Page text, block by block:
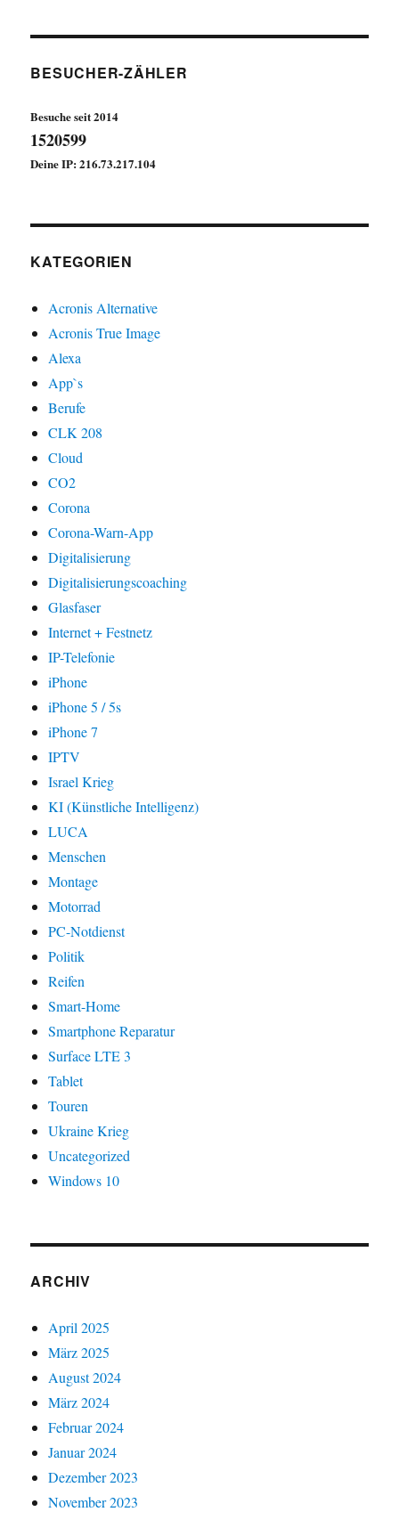
5.
BESUCHER-ZÄHLER
Besuche seit 2014
1520599
Deine IP: 216.73.217.104
KATEGORIEN
Acronis Alternative
Acronis True Image
Alexa
App`s
Berufe
CLK 208
Cloud
CO2
Corona
Corona-Warn-App
Digitalisierung
Digitalisierungscoaching
Glasfaser
Internet + Festnetz
IP-Telefonie
iPhone
iPhone 5 / 5s
iPhone 7
IPTV
Israel Krieg
KI (Künstliche Intelligenz)
LUCA
Menschen
Montage
Motorrad
PC-Notdienst
Politik
Reifen
Smart-Home
Smartphone Reparatur
Surface LTE 3
Tablet
Touren
Ukraine Krieg
Uncategorized
Windows 10
ARCHIV
April 2025
März 2025
August 2024
März 2024
Februar 2024
Januar 2024
Dezember 2023
November 2023